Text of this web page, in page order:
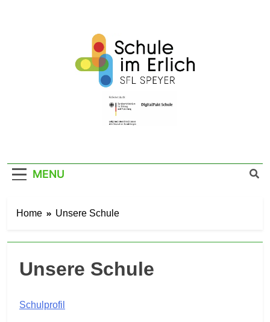
Erlich Speyer
MENU
Home Unsere Schule
Unsere Schule
Schulprofil